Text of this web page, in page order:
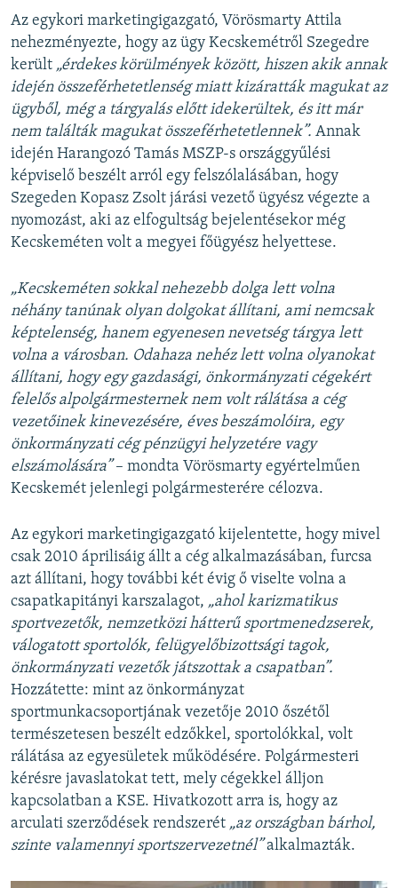
Az egykori marketingigazgató, Vörösmarty Attila
nehezményezte, hogy az ügy Kecskemétről Szegedre
került „érdekes körülmények között, hiszen akik annak
idején összeférhetetlenség miatt kizáratták magukat az
ügyből, még a tárgyalás előtt idekerültek, és itt már
nem találták magukat összeférhetetlennek”. Annak
idején Harangozó Tamás MSZP-s országgyűlési
képviselő beszélt arról egy felszólalásában, hogy
Szegeden Kopasz Zsolt járási vezető ügyész végezte a
nyomozást, aki az elfogultság bejelentésekor még
Kecskeméten volt a megyei főügyész helyettese.
„Kecskeméten sokkal nehezebb dolga lett volna
néhány tanúnak olyan dolgokat állítani, ami nemcsak
képtelenség, hanem egyenesen nevetség tárgya lett
volna a városban. Odahaza nehéz lett volna olyanokat
állítani, hogy egy gazdasági, önkormányzati cégekért
felelős alpolgármesternek nem volt rálátása a cég
vezetőinek kinevezésére, éves beszámolóira, egy
önkormányzati cég pénzügyi helyzetére vagy
elszámolására”– mondta Vörösmarty egyértelműen
Kecskemét jelenlegi polgármesterére célozva.
Az egykori marketingigazgató kijelentette, hogy mivel
csak 2010 áprilisáig állt a cég alkalmazásában, furcsa
azt állítani, hogy további két évig ő viselte volna a
csapatkapitányi karszalagot, „ahol karizmatikus
sportvezetők, nemzetközi hátterű sportmenedzserek,
válogatott sportolók, felügyelőbizottsági tagok,
önkormányzati vezetők játszottak a csapatban”.
Hozzátette: mint az önkormányzat
sportmunkacsoportjának vezetője 2010 őszétől
természetesen beszélt edzőkkel, sportolókkal, volt
rálátása az egyesületek működésére. Polgármesteri
kérésre javaslatokat tett, mely cégekkel álljon
kapcsolatban a KSE. Hivatkozott arra is, hogy az
arculati szerződések rendszerét „az országban bárhol,
szinte valamennyi sportszervezetnél”alkalmazták.